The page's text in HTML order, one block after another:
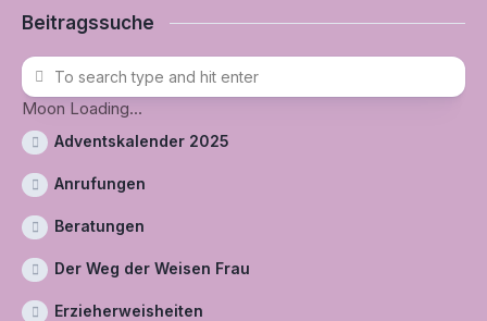
Beitragssuche
Moon Loading...
Adventskalender 2025
Anrufungen
Beratungen
Der Weg der Weisen Frau
Erzieherweisheiten